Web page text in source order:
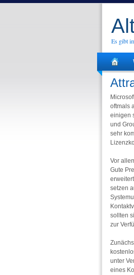
Es gibt
oftmals
einigen
und
sehr
Vor
Gute
setzen
sollten
zur
unter
eines